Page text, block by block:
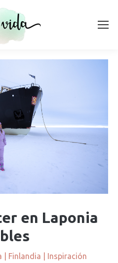
en Laponia
Finlandia
Inspiración